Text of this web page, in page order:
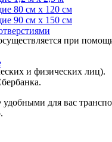
80 см х 120 см
90 см х 150 см
при
и физических лиц).
удобными для вас